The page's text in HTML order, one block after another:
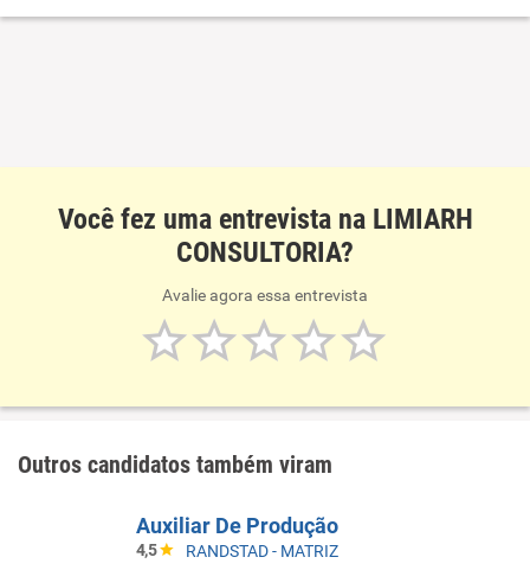
Você fez uma entrevista na LIMIARH
CONSULTORIA?
Avalie agora essa entrevista
Outros candidatos também viram
Auxiliar De Produção
4,5 RANDSTAD - MATRIZ